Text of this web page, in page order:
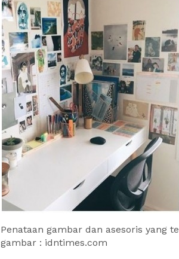
Penataan gambar dan asesoris yang
gambar : idntimes.com